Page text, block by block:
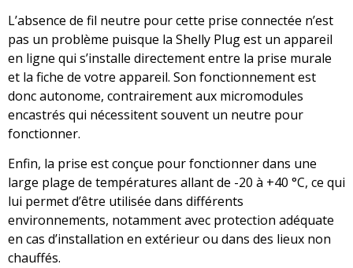
L’absence de fil neutre pour cette prise connectée n’est
pas un problème puisque la Shelly Plug est un appareil
en ligne qui s’installe directement entre la prise murale
et la fiche de votre appareil. Son fonctionnement est
donc autonome, contrairement aux micromodules
encastrés qui nécessitent souvent un neutre pour
fonctionner.
Enfin, la prise est conçue pour fonctionner dans une
large plage de températures allant de -20 à +40 °C, ce qui
lui permet d’être utilisée dans différents
environnements, notamment avec protection adéquate
en cas d’installation en extérieur ou dans des lieux non
chauffés.